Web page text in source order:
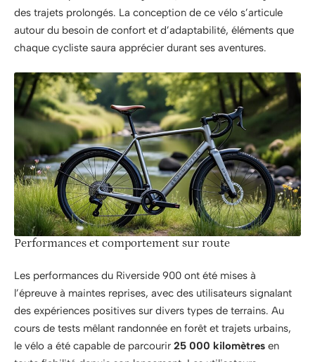
des trajets prolongés. La conception de ce vélo s’articule
autour du besoin de confort et d’adaptabilité, éléments que
chaque cycliste saura apprécier durant ses aventures.
Performances et comportement sur route
Les performances du Riverside 900 ont été mises à
l’épreuve à maintes reprises, avec des utilisateurs signalant
des expériences positives sur divers types de terrains. Au
cours de tests mêlant randonnée en forêt et trajets urbains,
le vélo a été capable de parcourir 25 000 kilomètres en